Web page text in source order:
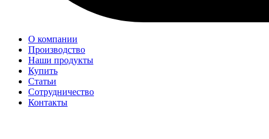
О компании
Производство
Наши продукты
Купить
Статьи
Сотрудничество
Контакты